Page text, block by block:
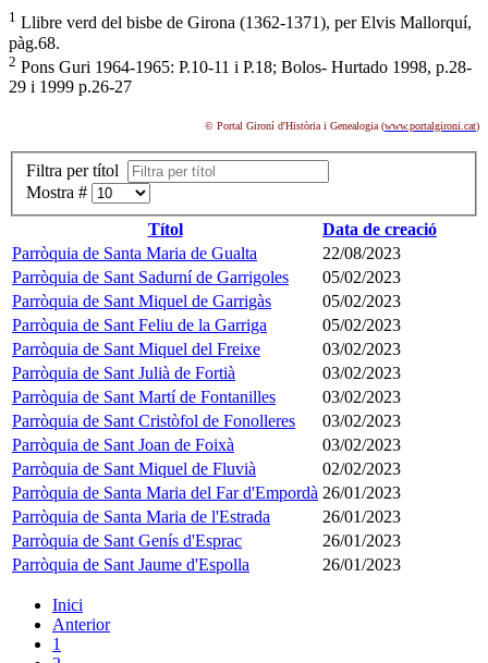
1 Llibre verd del bisbe de Girona (1362-1371), per Elvis Mallorquí,
pàg.68.
2 Pons Guri 1964-1965: P.10-11 i P.18; Bolos- Hurtado 1998, p.28-
29 i 1999 p.26-27
© Portal Gironí d'Història i Genealogia (www.portalgironi.cat)
Filtra per títol
Mostra #
Títol
Data de creació
Parròquia de Santa Maria de Gualta
22/08/2023
Parròquia de Sant Sadurní de Garrigoles
05/02/2023
Parròquia de Sant Miquel de Garrigàs
05/02/2023
Parròquia de Sant Feliu de la Garriga
05/02/2023
Parròquia de Sant Miquel del Freixe
03/02/2023
Parròquia de Sant Julià de Fortià
03/02/2023
Parròquia de Sant Martí de Fontanilles
03/02/2023
Parròquia de Sant Cristòfol de Fonolleres
03/02/2023
Parròquia de Sant Joan de Foixà
03/02/2023
Parròquia de Sant Miquel de Fluvià
02/02/2023
Parròquia de Santa Maria del Far d'Empordà 26/01/2023
Parròquia de Santa Maria de l'Estrada
26/01/2023
Parròquia de Sant Genís d'Esprac
26/01/2023
Parròquia de Sant Jaume d'Espolla
26/01/2023
Inici
Anterior
1